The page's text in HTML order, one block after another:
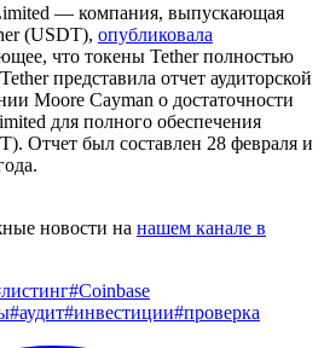
— компания, выпускающая
(USDT), опубликовала
что токены Tether полностью
представила отчет аудиторской
Moore Cayman о достаточности
для полного обеспечения
Отчет был составлен 28 февраля и
новости на нашем канале в
листинг#Coinbase
#аудит#инвестиции#проверка